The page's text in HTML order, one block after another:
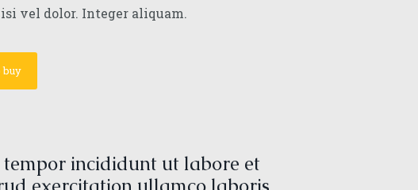
vel dolor. Integer aliquam.
buy
tempor incididunt ut labore et